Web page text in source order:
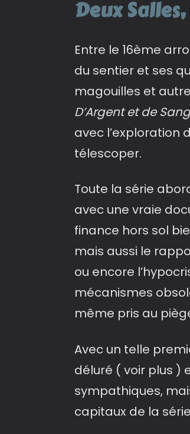
Deux
Entre le 16ème
du sentier et ses
magouilles et
D’Argent et de Sang
avec l’exploration
télescoper.
Toute la série
avec une vraie
finance hors sol
mais aussi le
ou encore
mécanismes
même pris au
Avec un telle
déluré ( voir plus )
sympathiques,
capitaux de la